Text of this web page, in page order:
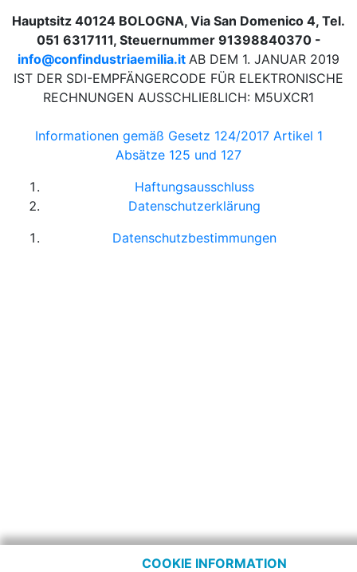
Hauptsitz 40124 BOLOGNA, Via San Domenico 4, Tel.
051 6317111, Steuernummer 91398840370 -
info@confindustriaemilia.it AB DEM 1. JANUAR 2019
IST DER SDI-EMPFÄNGERCODE FÜR ELEKTRONISCHE
RECHNUNGEN AUSSCHLIEßLICH: M5UXCR1
Informationen gemäß Gesetz 124/2017 Artikel 1
Absätze 125 und 127
Haftungsausschluss
Datenschutzerklärung
Datenschutzbestimmungen
COOKIE INFORMATION